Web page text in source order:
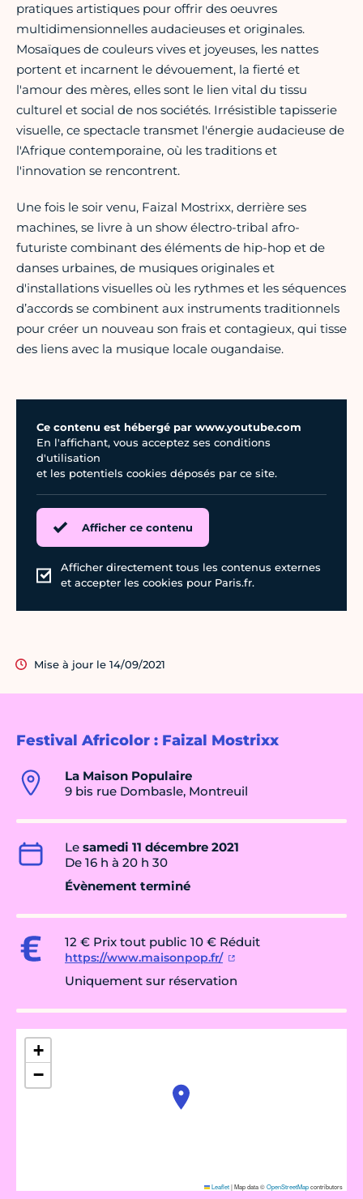
Festival Africolor : Faizal Mostrixx
La Maison Populaire
9 bis rue Dombasle, Montreuil
Le samedi 11 décembre 2021
De 16 h à 20 h 30
Évènement terminé
12 € Prix tout public 10 € Réduit
https://www.maisonpop.fr/
Uniquement sur réservation
+
−
Leaflet|Map data ©OpenStreetMapcontributors
pratiques artistiques pour offrir des oeuvres
multidimensionnelles audacieuses et originales.
Mosaïques de couleurs vives et joyeuses, les nattes
portent et incarnent le dévouement, la fierté et
l'amour des mères, elles sont le lien vital du tissu
culturel et social de nos sociétés. Irrésistible tapisserie
visuelle, ce spectacle transmet l'énergie audacieuse de
l'Afrique contemporaine, où les traditions et
l'innovation se rencontrent.
Une fois le soir venu, Faizal Mostrixx, derrière ses
machines, se livre à un show électro-tribal afro-
futuriste combinant des éléments de hip-hop et de
danses urbaines, de musiques originales et
d'installations visuelles où les rythmes et les séquences
d’accords se combinent aux instruments traditionnels
pour créer un nouveau son frais et contagieux, qui tisse
des liens avec la musique locale ougandaise.
Ce contenu est hébergé par www.youtube.com
En l'affichant, vous acceptez ses conditions
d'utilisation
et les potentiels cookies déposés par ce site.
Afficher ce contenu
Afficher directement tous les contenus externes
et accepter les cookies pour Paris.fr.
Mise à jour le 14/09/2021